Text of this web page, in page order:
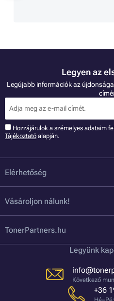
Legyen az
Legújabb információk az
Hozzájárulok a szémelyes adataim
Tájékoztató alapján.
Elérhetőség
Vásároljon nálunk!
TonerPartners.hu
Legyünk
Következő
+36